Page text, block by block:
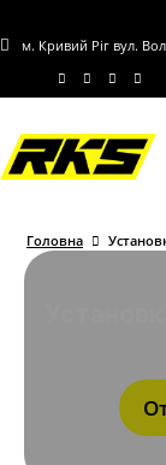
м. Кривий Ріг вул.
Головна